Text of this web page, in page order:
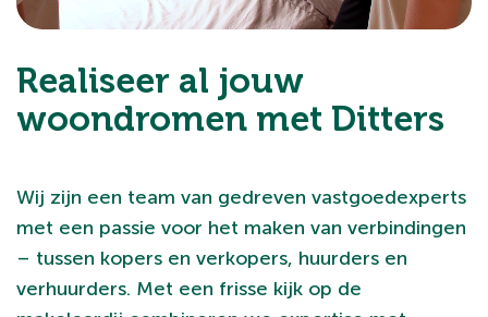
Realiseer al jouw
woondromen met Ditters
Wij zijn een team van gedreven vastgoedexperts
met een passie voor het maken van verbindingen
– tussen kopers en verkopers, huurders en
verhuurders. Met een frisse kijk op de